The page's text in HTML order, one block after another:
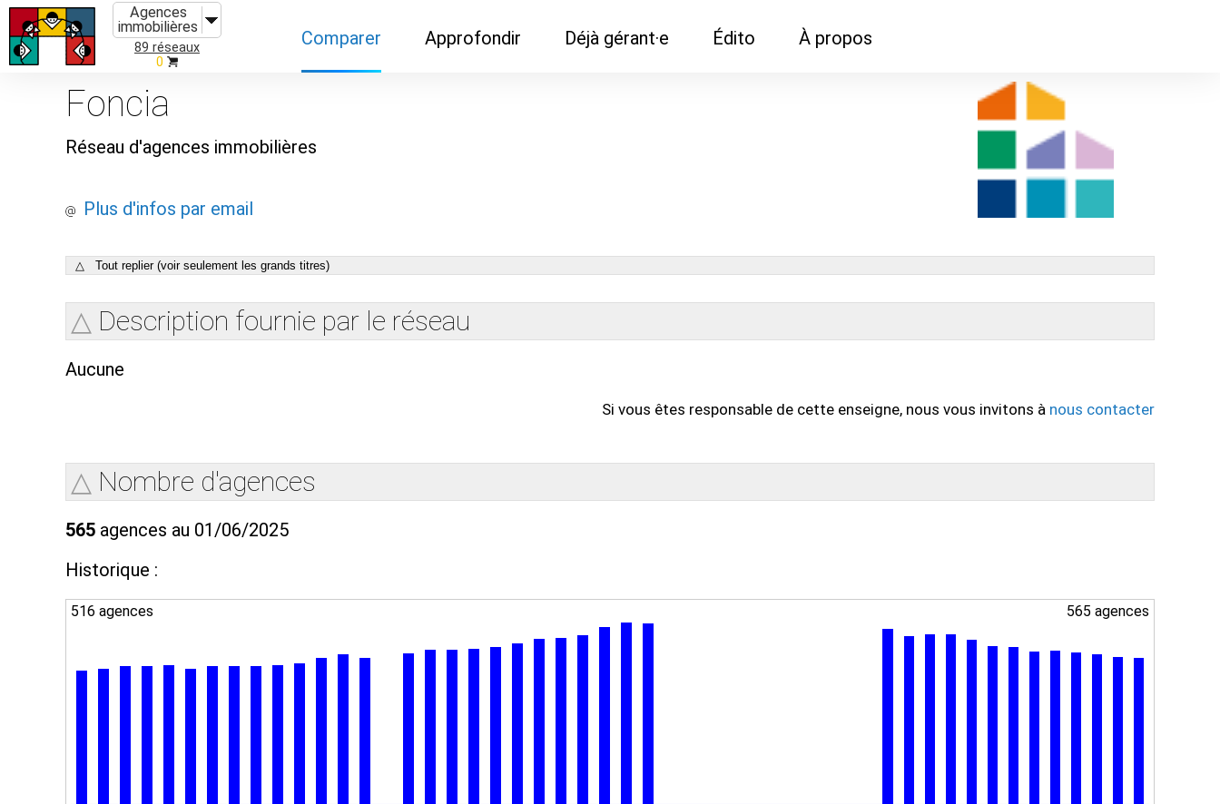
Agences
immobilières
89 réseaux
0
Comparer Approfondir Déjà gérant·e Édito À propos
Foncia
Réseau d'agences immobilières
Plus d'infos par email
△ Tout replier (voir seulement les grands titres)
Description fournie par le réseau
Aucune
Si vous êtes responsable de cette enseigne, nous vous invitons à nous contacter
Nombre d'agences
565 agences au 01/06/2025
Historique :
516 agences 565 agences